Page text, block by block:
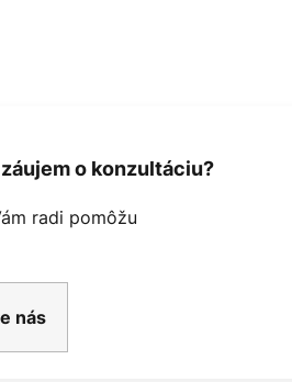
o konzultáciu?
radi pomôžu
nás